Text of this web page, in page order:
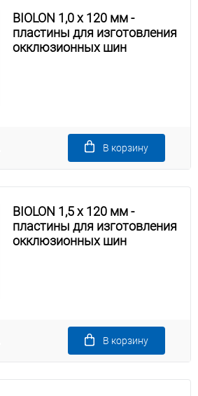
BIOLON 1,0 x 120 мм -
пластины для изготовления
окклюзионных шин
В корзину
BIOLON 1,5 x 120 мм -
пластины для изготовления
окклюзионных шин
В корзину